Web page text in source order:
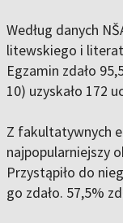
Według danych
litewskiego i
Egzamin zdało
10) uzyskało 172
Z fakultatywnych
najpopularniejszy
Przystąpiło do
go zdało. 57,5%